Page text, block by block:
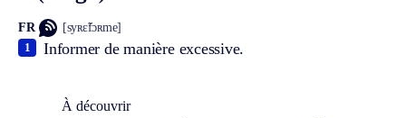
FR [syʀɛ̃fɔʀme]
Informer de manière excessive.
1
À découvrir